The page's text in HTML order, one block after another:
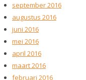
september 2016
augustus 2016
juni 2016
mei 2016
april 2016
maart 2016
februari 2016